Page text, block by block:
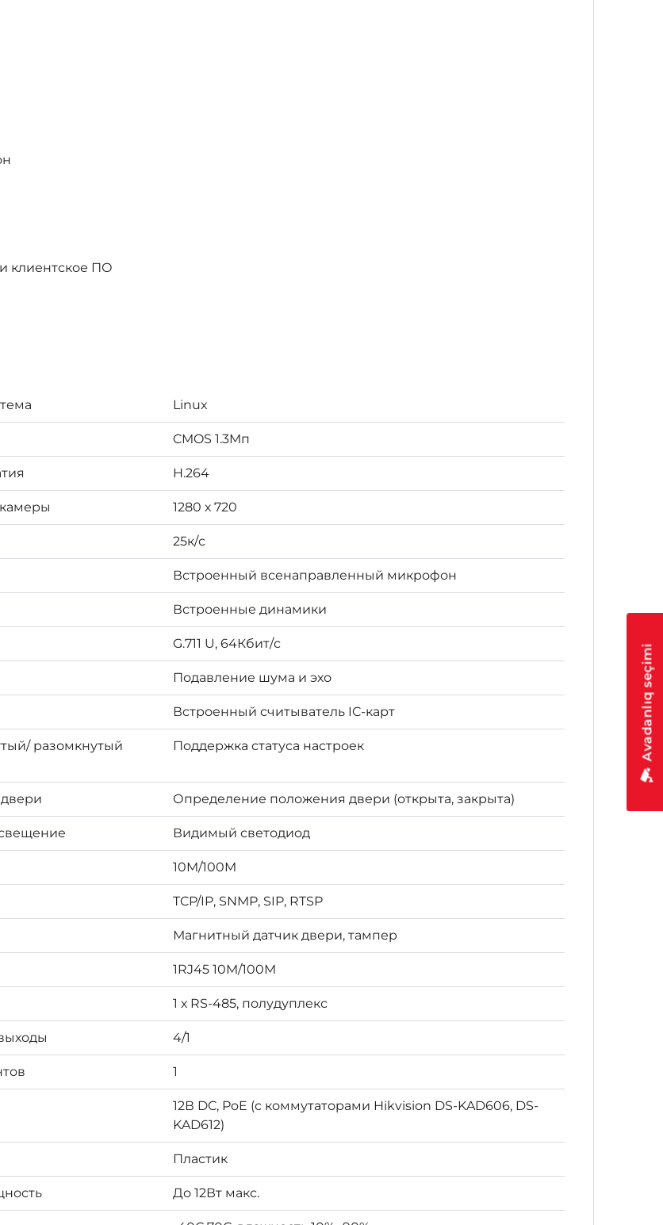
клиентское ПО
Linux
CMOS 1.3Mп
H.264
1280 х 720
25к/с
Встроенный всенаправленный микрофон
Встроенные динамики
G.711 U, 64Кбит/с
Подавление шума и эхо
Встроенный считыватель IC-карт
разомкнутый
Поддержка статуса настроек
Определение положения двери (открыта, закрыта)
Видимый светодиод
10M/100M
TCP/IP, SNMP, SIP, RTSP
Магнитный датчик двери, тампер
1RJ45 10M/100M
1 х RS-485, полудуплекс
4/1
1
12В DC, PoE (с коммутаторами Hikvision DS-KAD606, DS-
KAD612)
Пластик
До 12Вт макс.
Avadanlıq seçimi